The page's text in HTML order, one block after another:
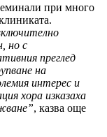
при много
но с
преглед
на
интерес и
хора изказаха
, казва още